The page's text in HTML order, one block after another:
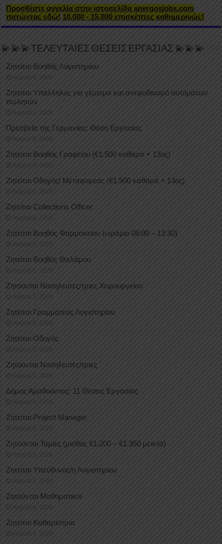
Προσθέστε αγγελία στην ιστοσελίδα anergosjobs.com
πατώντας εδώ! 10.000 - 15.000 επισκέπτες καθημερινώς!
💫💫💫ΤΕΛΕΥΤΑΙΕΣ ΘΕΣΕΙΣ ΕΡΓΑΣΙΑΣ 💫💫💫
Ζητείται Βοηθός Λογιστηρίου
August 6, 2026
Ζητείται Υπάλληλος για γέμισμα και ανεφοδιασμό αυτόματων
πωλητών
August 6, 2026
Πρεσβεία της Γερμανίας: Θέση Εργασίας
August 6, 2026
Ζητείται Βοηθός Γραφείου (€1.500 καθαρά + 13ος)
August 6, 2026
Ζητείται Οδηγός/ Μεταφορέας (€1.500 καθαρά + 13ος)
August 6, 2026
Ζητείται Collections Officer
August 6, 2026
Ζητείται Βοηθός Φαρμακείου (ωράριο 08:00 – 13:30)
August 5, 2026
Ζητείται Βοηθός Θαλάμου
August 5, 2026
Ζητούνται Νοσηλευτές/τριες Χειρουργείου
August 5, 2026
Ζητείται Γραμματέας Λογιστηρίου
August 5, 2026
Ζητείται Οδηγός
August 5, 2026
Ζητούνται Νοσηλευτές/τριες
August 5, 2026
Δήμος Αμαθούντας: 11 Θέσεις Εργασίας
August 5, 2026
Ζητείται Project Manager
August 5, 2026
Ζητούνται Ταμίες (μισθός €1.200 – €1.350 μεικτά)
August 5, 2026
Ζητείται Υπεύθυνος/η Λογιστηρίου
August 4, 2026
Ζητούνται Μαθηματικοί
August 4, 2026
Ζητείται Καθαρίστρια
August 4, 2026